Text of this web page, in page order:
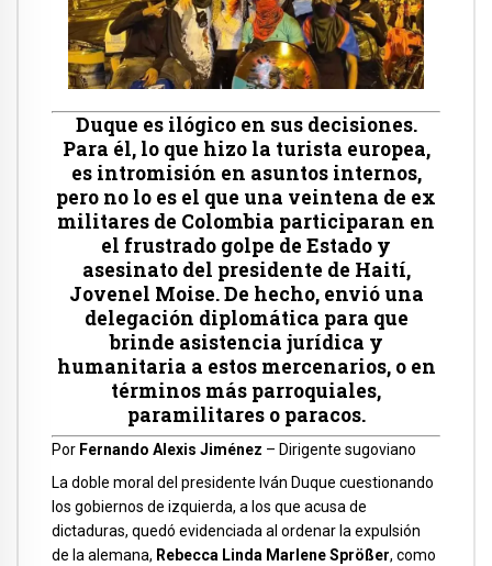
Duque es ilógico en sus decisiones.
Para él, lo que hizo la turista europea,
es intromisión en asuntos internos,
pero no lo es el que una veintena de ex
militares de Colombia participaran en
el frustrado golpe de Estado y
asesinato del presidente de Haití,
Jovenel Moise. De hecho, envió una
delegación diplomática para que
brinde asistencia jurídica y
humanitaria a estos mercenarios, o en
términos más parroquiales,
paramilitares o paracos.
Por Fernando Alexis Jiménez – Dirigente sugoviano
La doble moral del presidente Iván Duque cuestionando
los gobiernos de izquierda, a los que acusa de
dictaduras, quedó evidenciada al ordenar la expulsión
de la alemana, Rebecca Linda Marlene Sprößer, como